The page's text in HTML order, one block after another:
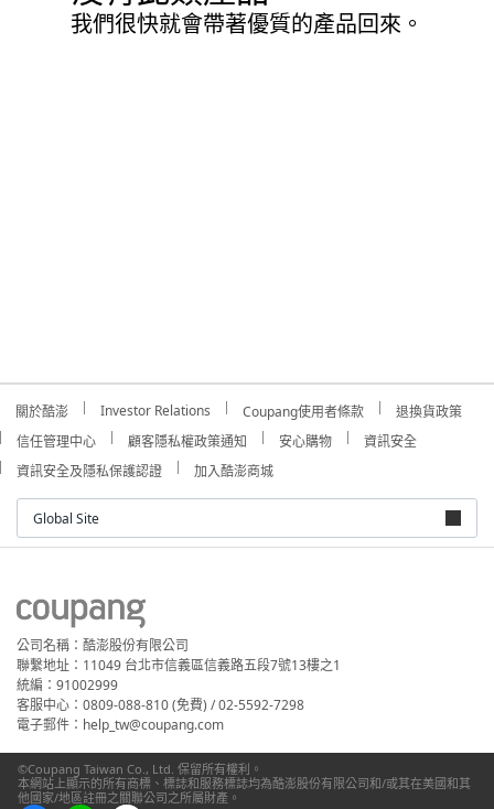
我們很快就會帶著優質的產品回來。
關於酷澎 Investor Relations Coupang使用者條款
退換貨政策
信任管理中心
顧客隱私權政策通知 安心購物
資訊安全
資訊安全及隱私保護認證
加入酷澎商城
Global Site
公司名稱：酷澎股份有限公司
聯繫地址：11049 台北市信義區信義路五段7號13樓之1
統編：91002999
客服中心：0809-088-810 (免費) / 02-5592-7298
電子郵件：help_tw@coupang.com
©Coupang Taiwan Co., Ltd. 保留所有權利。
本網站上顯示的所有商標、標誌和服務標誌均為酷澎股份有限公司和/或其在美國和其
他國家/地區註冊之關聯公司之所屬財產。